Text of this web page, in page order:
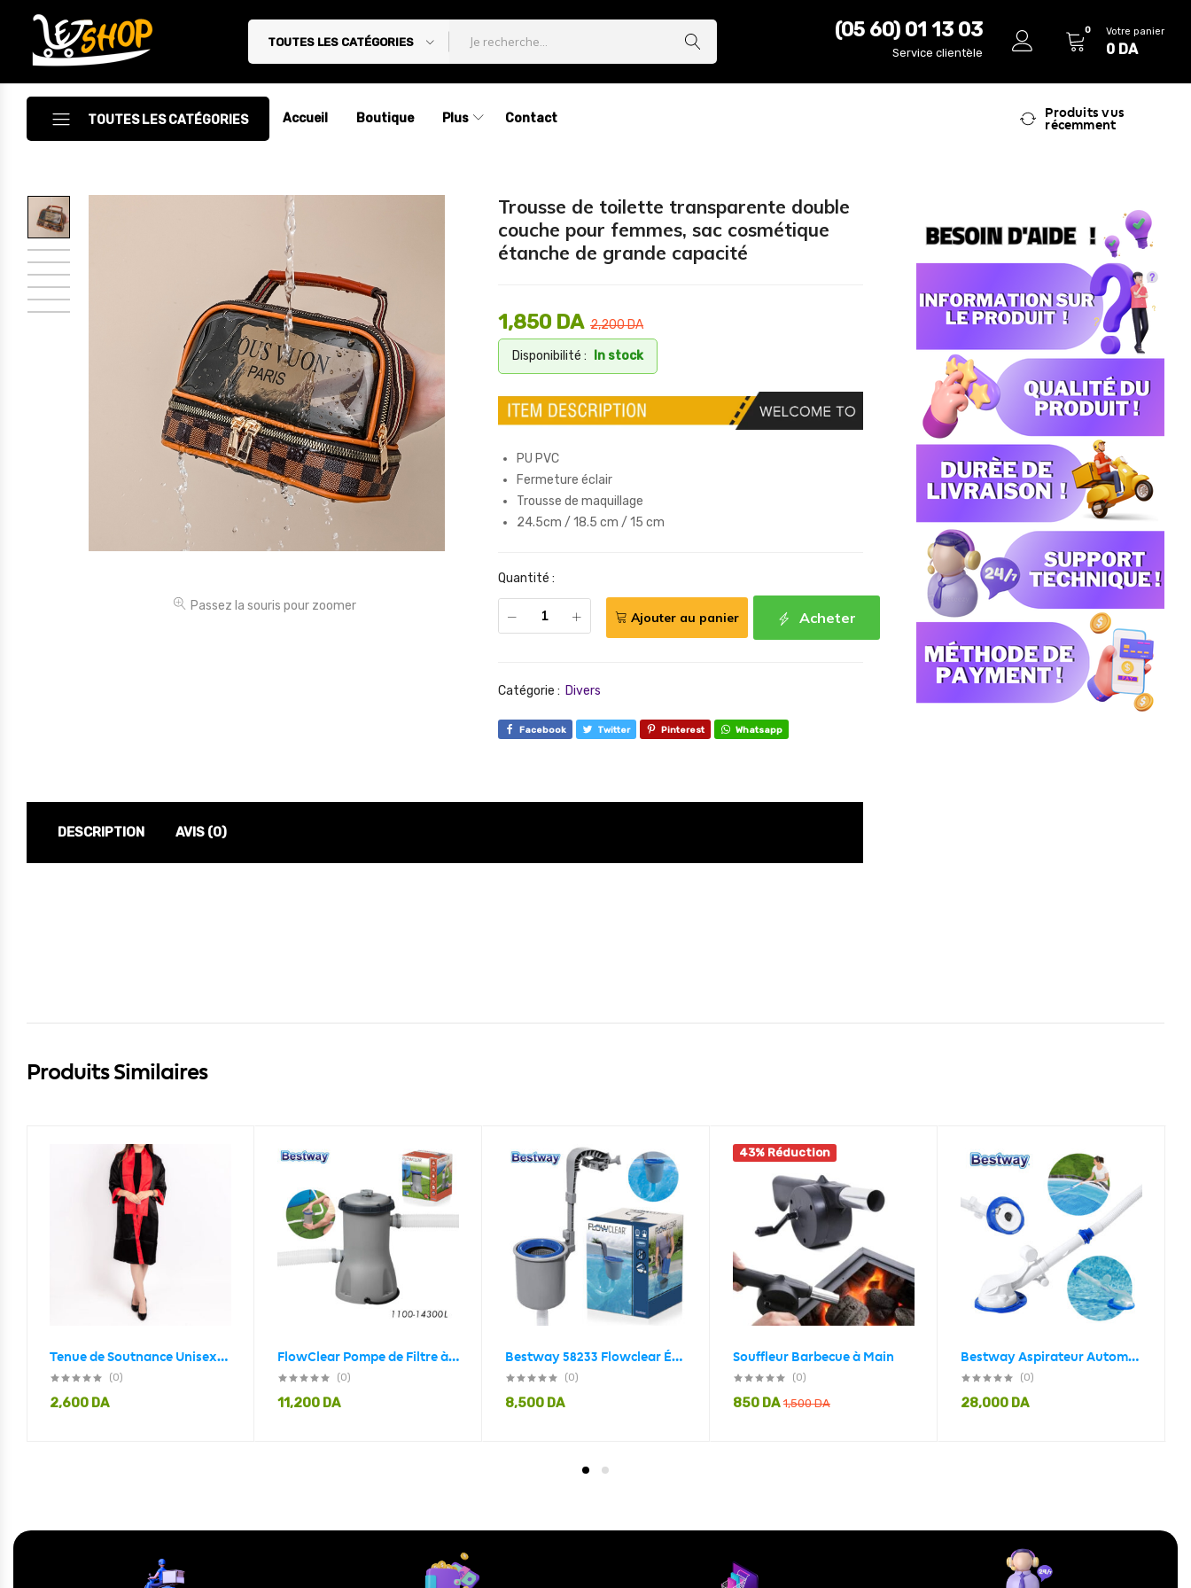
Letshop.dz
TOUTES LES CATÉGORIES
(05 60) 01 13 03
Service clientèle
0 Votre panier
0 DA
TOUTES LES CATÉGORIES
Accessoires
Accessoires Auto/Moto
Camping & Randonnée
Outillages & Bricolage
Accueil Boutique Plus Contact
Produits vus
récemment
Passez la souris pour zoomer
Trousse de toilette transparente double
couche pour femmes, sac cosmétique
étanche de grande capacité
2,200DA
1,850 DA
Disponibilité : In stock
PU PVC
Fermeture éclair
Trousse de maquillage
24.5cm / 18.5 cm / 15 cm
Quantité :
Acheter
Ajouter au panier
Catégorie : Divers
Facebook Twitter Pinterest Whatsapp
DESCRIPTION AVIS (0)
Produits Similaires
Tenue de Soutnance Unisexe Taille Standard avec Echarppe Rouge
(0)
2,600 DA
FlowClear Pompe de Filtre à Cartouche 1100-14300L Bestway 58383
(0)
11,200 DA
Bestway 58233 Flowclear Écumoire suspendue pour systèmes de filtration
(0)
8,500 DA
43% Réduction
Souffleur Barbecue à Main
(0)
1,500DA
850 DA
Bestway Aspirateur Automatique Pour Le Nettoyage Des Piscines Hors Sol 58628
(0)
28,000 DA